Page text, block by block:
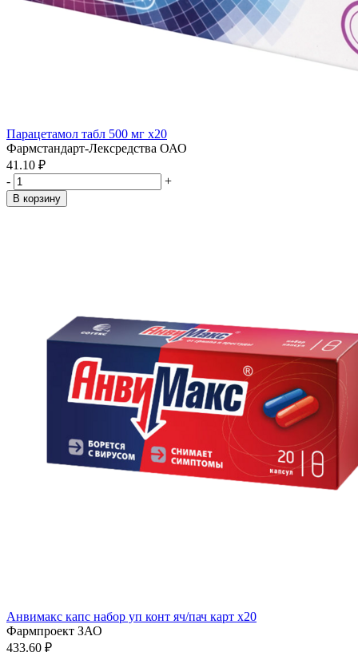
Парацетамол табл 500 мг x20
Фармстандарт-Лексредства ОАО
41.10 ₽
-
+
В корзину
Анвимакс капс набор уп конт яч/пач карт x20
Фармпроект ЗАО
433.60 ₽